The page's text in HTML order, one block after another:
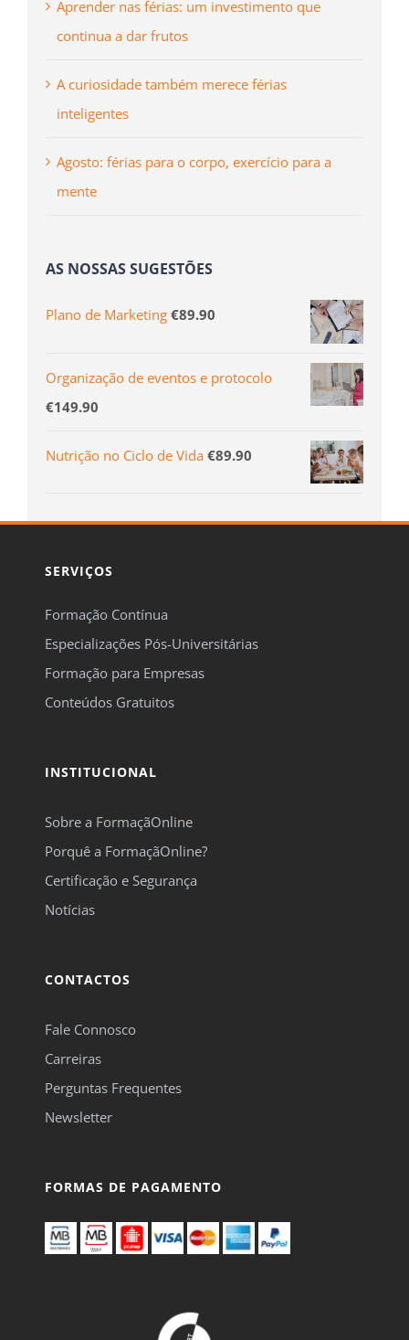
Aprender nas férias: um investimento que
continua a dar frutos
A curiosidade também merece férias
inteligentes
Agosto: férias para o corpo, exercício para a
mente
AS NOSSAS SUGESTÕES
Plano de Marketing €89.90
Organização de eventos e protocolo
€149.90
Nutrição no Ciclo de Vida €89.90
SERVIÇOS
Formação Contínua
Especializações Pós-Universitárias
Formação para Empresas
Conteúdos Gratuitos
INSTITUCIONAL
Sobre a FormaçãOnline
Porquê a FormaçãOnline?
Certificação e Segurança
Notícias
CONTACTOS
Fale Connosco
Carreiras
Perguntas Frequentes
Newsletter
FORMAS DE PAGAMENTO